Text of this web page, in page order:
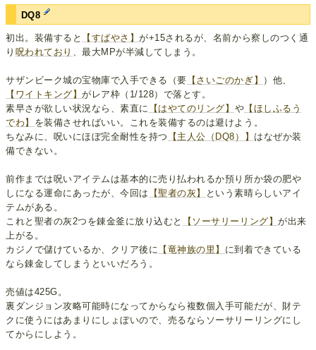
DQ8
初出。装備すると 【すばやさ】が+15されるが、名前から察しのつく通
り 呪われており 、最大MPが半減してしまう。
サザンビーク城の宝物庫で入手できる（要 【さいごのかぎ】
）他、
【ワイトキング】がレア枠（1/128）で落とす。
素早さが欲しい状況なら、素直に
【はやてのリング】 や 【ほしふるう
でわ】 を装備させればいい。これを装備するのは避けよう。
ちなみに、呪いにほぼ完全耐性を持つ
【主人公（DQ8）】 はなぜか装
備できない。
前作までは呪いアイテムは基本的に売り払われるか預り所か袋の肥や
しになる運命にあったが、今回は
【聖者の灰】
という素晴らしいアイ
テムがある。
これと聖者の灰2つを錬金釜に放り込むと
【ソーサリーリング】が出来
上がる。
カジノで儲けているか、クリア後に 【竜神族の里】 に到着できている
なら錬金してしまうといいだろう。
売値は425G。
裏ダンジョン攻略可能時になってからなら複数個入手可能だが、財テ
クに使うにはあまりにしょぼいので、売るならソーサリーリングにし
てからにしよう。